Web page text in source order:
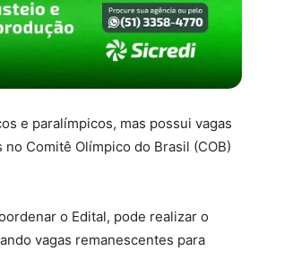
e paralímpicos, mas possui vagas
Comitê Olímpico do Brasil (COB)
o Edital, pode realizar o
vagas remanescentes para